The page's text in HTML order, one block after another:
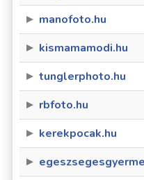
manofoto.hu
kismamamodi.hu
tunglerphoto.hu
rbfoto.hu
kerekpocak.hu